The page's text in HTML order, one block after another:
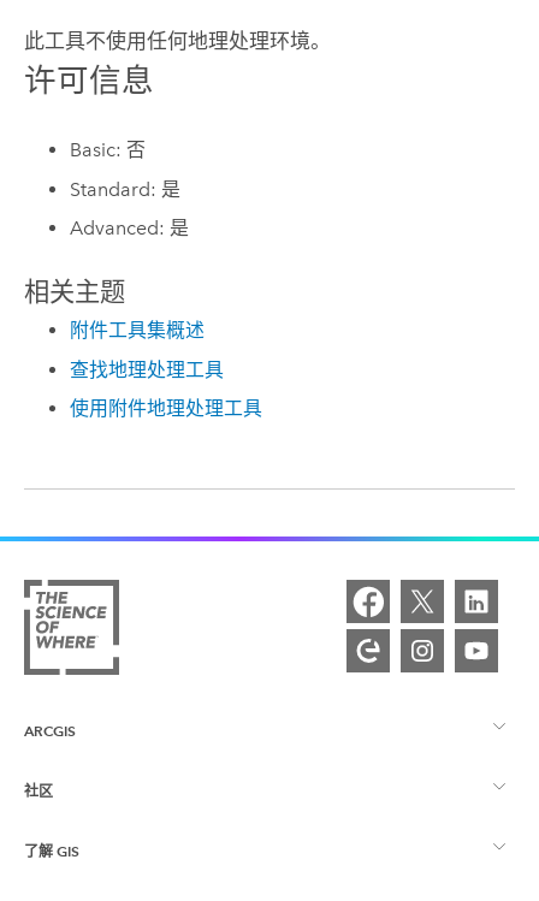
此工具不使用任何地理处理环境。
许可信息
Basic: 否
Standard: 是
Advanced: 是
相关主题
附件工具集概述
查找地理处理工具
使用附件地理处理工具
ARCGIS
ArcGIS 概览
制图
社区
Esri 社区
了解 GIS